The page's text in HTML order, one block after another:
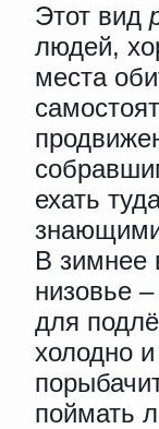
Этот вид
людей,
места
ехать
В зимнее
низовье
для
холодно
поймать